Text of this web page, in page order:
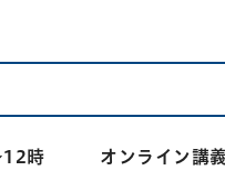
12時 オンライン講義